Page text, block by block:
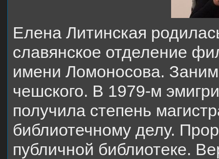
Елена Литинская
славянское отделение
имени Ломоносова.
чешского. В 1979-м
получила степень
библиотечному делу.
публичной библиотеке.